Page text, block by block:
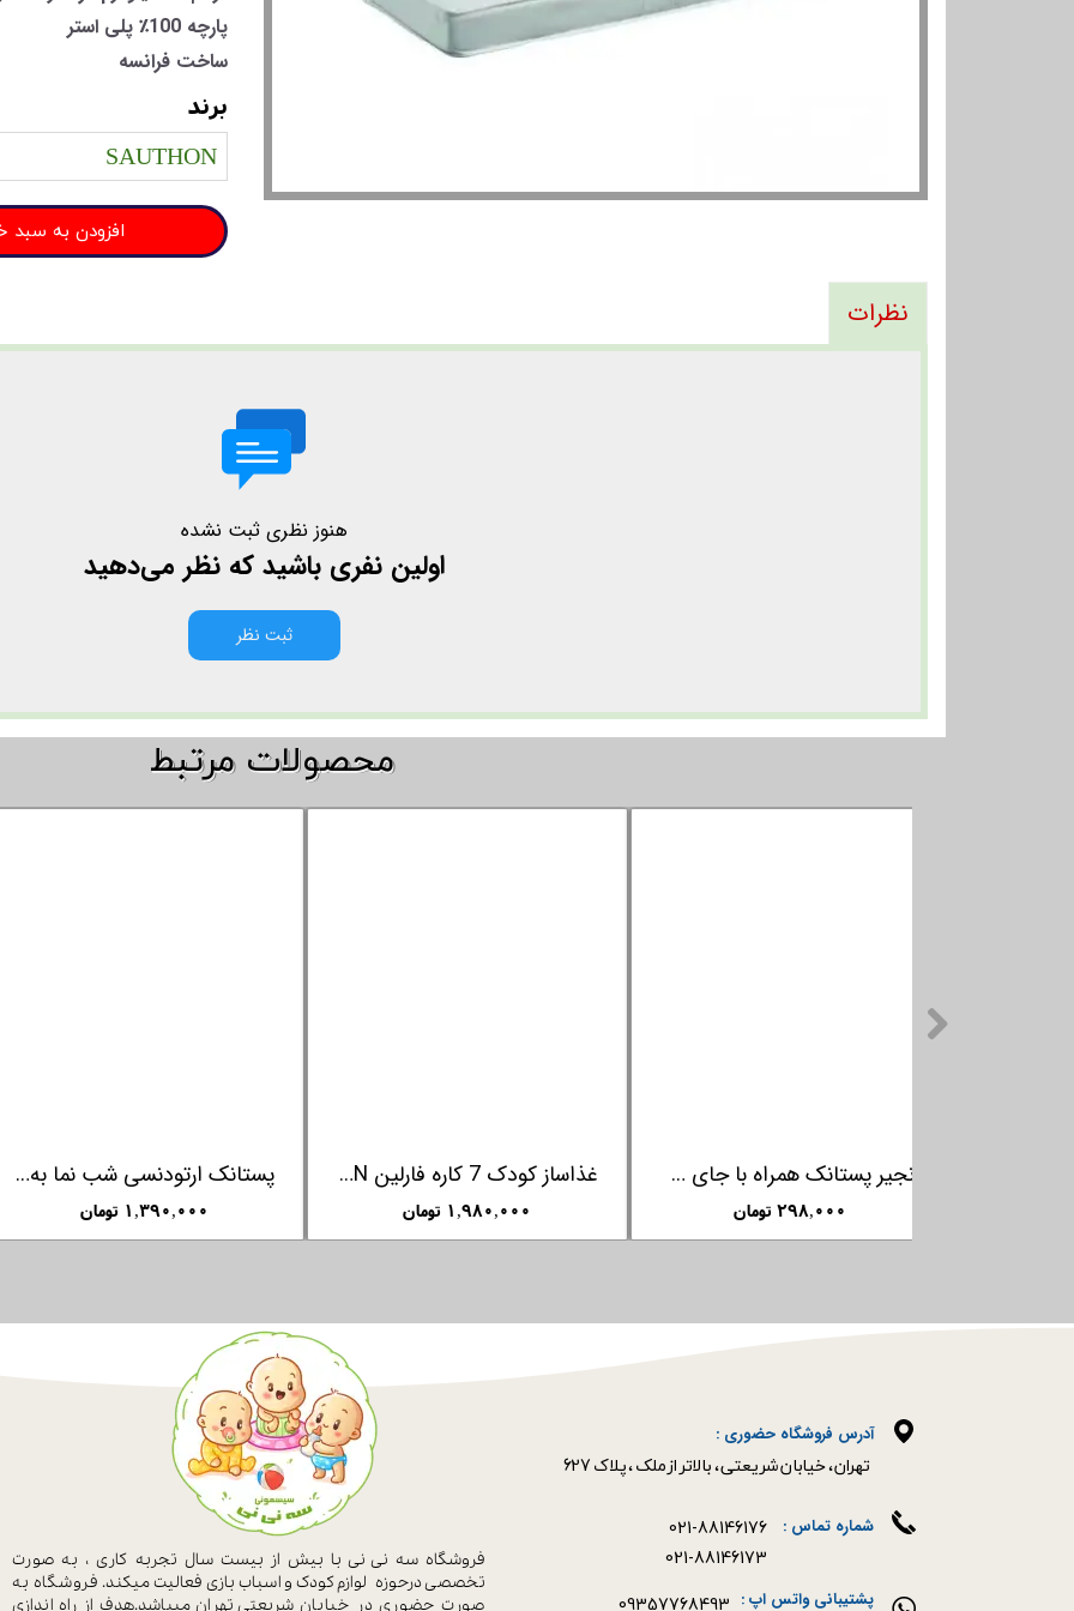
پارچه 100٪ پلی استر
ساخت فرانسه
برند
SAUTHON
افزودن به سبد
نظرات
هنوز نظری ثبت نشده
اولین نفری باشید که نظر می‌دهید
ثبت نظر
۱,۳۹۰,۰۰۰ تومان ۱,۹۸۰,۰۰۰ تومان ۲۹۸,۰۰۰ تومان
​​محصولات مرتبط
021-88146176
آدرس فروشگاه حضوری :
​​​​​​​تهران ، خیابان شریعتی ، بالاتر از ملک ، پلاک 627​​​​​​​
فروشگاه سه نی نی با بیش از بیست سال تجربه کاری ، به صورت
تخصصی درحوزه لوازم کودک و اسباب بازی فعالیت میکند. فروشگاه به
شماره تماس :
پشتیبانی واتس اپ :